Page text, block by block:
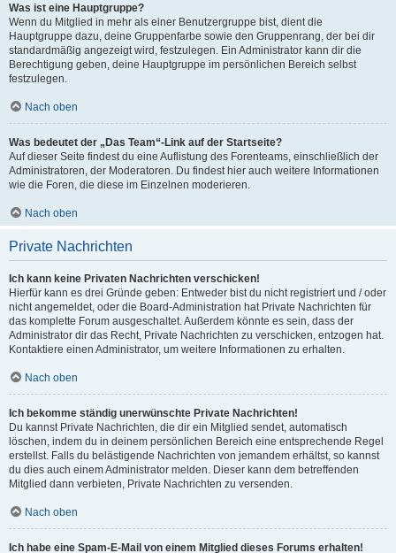
Was ist eine Hauptgruppe?
Wenn du Mitglied in mehr als einer Benutzergruppe bist, dient die
Hauptgruppe dazu, deine Gruppenfarbe sowie den Gruppenrang, der bei dir
standardmäßig angezeigt wird, festzulegen. Ein Administrator kann dir die
Berechtigung geben, deine Hauptgruppe im persönlichen Bereich selbst
festzulegen.
Nach oben
Was bedeutet der „Das Team“-Link auf der Startseite?
Auf dieser Seite findest du eine Auflistung des Forenteams, einschließlich der
Administratoren, der Moderatoren. Du findest hier auch weitere Informationen
wie die Foren, die diese im Einzelnen moderieren.
Nach oben
Private Nachrichten
Ich kann keine Privaten Nachrichten verschicken!
Hierfür kann es drei Gründe geben: Entweder bist du nicht registriert und / oder
nicht angemeldet, oder die Board-Administration hat Private Nachrichten für
das komplette Forum ausgeschaltet. Außerdem könnte es sein, dass der
Administrator dir das Recht, Private Nachrichten zu verschicken, entzogen hat.
Kontaktiere einen Administrator, um weitere Informationen zu erhalten.
Nach oben
Ich bekomme ständig unerwünschte Private Nachrichten!
Du kannst Private Nachrichten, die dir ein Mitglied sendet, automatisch
löschen, indem du in deinem persönlichen Bereich eine entsprechende Regel
erstellst. Falls du belästigende Nachrichten von jemandem erhältst, so kannst
du dies auch einem Administrator melden. Dieser kann dem betreffenden
Mitglied dann verbieten, Private Nachrichten zu versenden.
Nach oben
Ich habe eine Spam-E-Mail von einem Mitglied dieses Forums erhalten!